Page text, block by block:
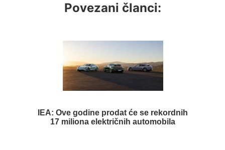
Povezani članci:
IEA: Ove godine prodat će se rekordnih
17 miliona električnih automobila